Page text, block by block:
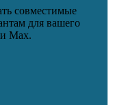
совместимые
для вашего
Max.